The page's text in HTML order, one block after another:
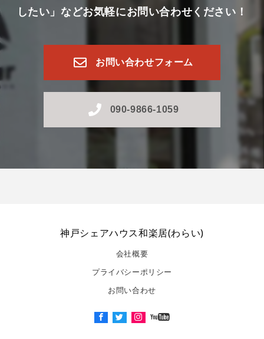
したい」などお気軽にお問い合わせください！
お問い合わせフォーム
090-9866-1059
神戸シェアハウス和楽居(わらい)
会社概要
プライバシーポリシー
お問い合わせ